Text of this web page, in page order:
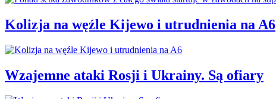
Kolizja na węźle Kijewo i utrudnienia na A6
Wzajemne ataki Rosji i Ukrainy. Są ofiary